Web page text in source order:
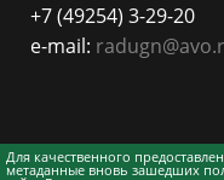
Для качественного
метаданные вновь зашедших
+7 (49254) 3-29-20
e-mail: